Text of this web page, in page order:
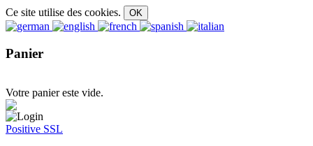
Ce site utilise des cookies.
Panier
Votre panier este vide.
Positive SSL